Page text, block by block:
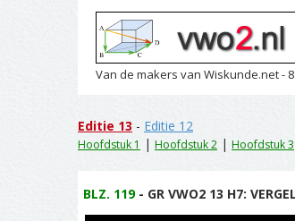
Van de makers van Wiskunde.net -
Editie 13 - Editie 12
Hoofdstuk 1 | Hoofdstuk 2 | Hoofdstuk 3
BLZ. 119- GR VWO2 13 H7: